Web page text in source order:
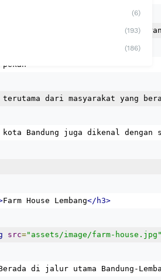
Sejak dibukanya Jalan Tol
dari masyarakat yang
juga dikenal dengan
Farm House Lembang</h3>
src="assets/image/farm-
di jalur utama Bandung-
(6)
(193)
(186)